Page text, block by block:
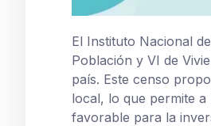
El Instituto Nacional
Población y VI de
país. Este censo
local, lo que permite
favorable para la